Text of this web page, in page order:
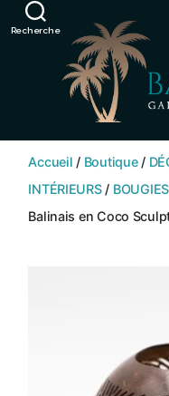
Showroom de Bali,
Recherche
Accueil / Boutique/
INTÉRIEURS/
Balinais en Coco